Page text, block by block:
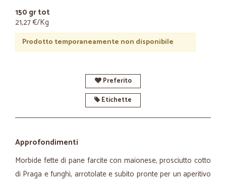
150 gr tot
21,27 €/Kg
Prodotto temporaneamente non disponibile
Preferito
Etichette
Approfondimenti
Morbide fette di pane farcite con maionese, prosciutto cotto
di Praga e funghi, arrotolate e subito pronte per un aperitivo